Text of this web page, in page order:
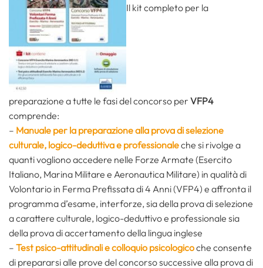
Il kit completo per la
preparazione a tutte le fasi del concorso per VFP4
comprende:
– Manuale per la preparazione alla prova di selezione
culturale, logico-deduttiva e professionaleche si rivolge a
quanti vogliono accedere nelle Forze Armate (Esercito
Italiano, Marina Militare e Aeronautica Militare) in qualità di
Volontario in Ferma Prefissata di 4 Anni (VFP4) e affronta il
programma d’esame, interforze, sia della prova di selezione
a carattere culturale, logico-deduttivo e professionale sia
della prova di accertamento della lingua inglese
– Test psico-attitudinali e colloquio psicologicoche consente
di prepararsi alle prove del concorso successive alla prova di